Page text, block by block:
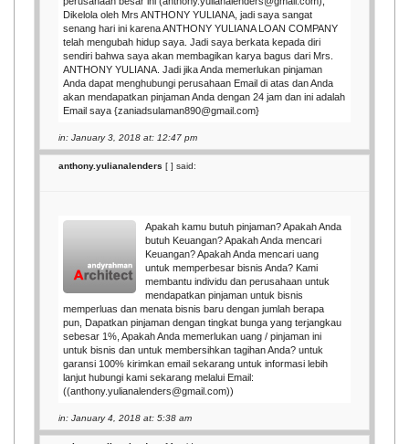
Dikelola oleh Mrs ANTHONY YULIANA, jadi saya sangat
senang hari ini karena ANTHONY YULIANA LOAN COMPANY
telah mengubah hidup saya. Jadi saya berkata kepada diri
sendiri bahwa saya akan membagikan karya bagus dari Mrs.
ANTHONY YULIANA. Jadi jika Anda memerlukan pinjaman
Anda dapat menghubungi perusahaan Email di atas dan Anda
akan mendapatkan pinjaman Anda dengan 24 jam dan ini adalah
Email saya {zaniadsulaman890@gmail.com}
in: January 3, 2018 at: 12:47 pm
anthony.yulianalenders [] said:
Apakah kamu butuh pinjaman? Apakah Anda
butuh Keuangan? Apakah Anda mencari
Keuangan? Apakah Anda mencari uang
untuk memperbesar bisnis Anda? Kami
membantu individu dan perusahaan untuk
mendapatkan pinjaman untuk bisnis
memperluas dan menata bisnis baru dengan jumlah berapa
pun, Dapatkan pinjaman dengan tingkat bunga yang terjangkau
sebesar 1%, Apakah Anda memerlukan uang / pinjaman ini
untuk bisnis dan untuk membersihkan tagihan Anda? untuk
garansi 100% kirimkan email sekarang untuk informasi lebih
lanjut hubungi kami sekarang melalui Email:
((anthony.yulianalenders@gmail.com))
in: January 4, 2018 at: 5:38 am